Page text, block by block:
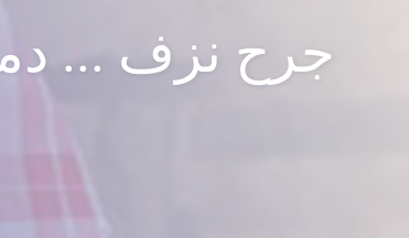
جرح نزف ...